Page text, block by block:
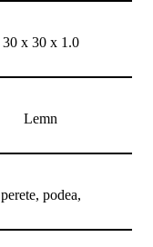
30 x 30 x 1.0
Lemn
perete, podea,